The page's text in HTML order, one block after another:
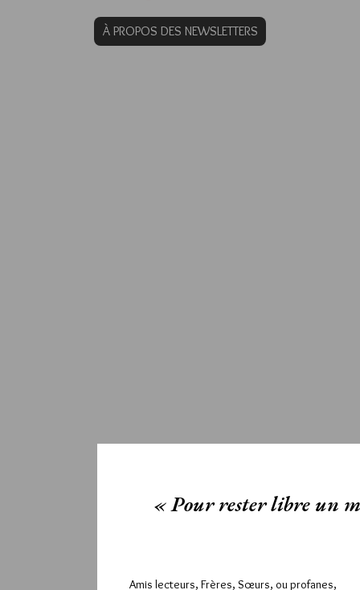
À PROPOS DES NEWSLETTERS
« Pour rester libre un
Amis lecteurs, Frères, Sœurs, ou profanes,